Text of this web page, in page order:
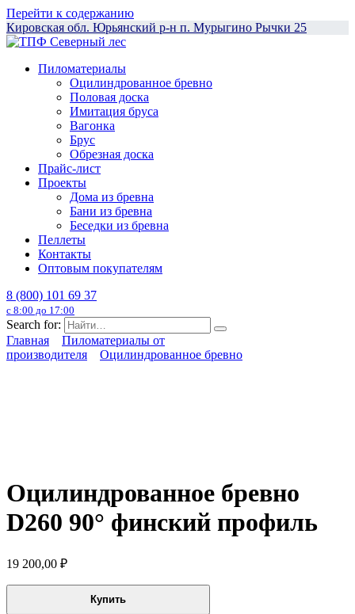
Перейти к содержанию
Кировская обл. Юрьянский р-н п. Мурыгино Рычки 25
Пиломатериалы
Оцилиндрованное бревно
Половая доска
Имитация бруса
Вагонка
Брус
Обрезная доска
Прайс-лист
Проекты
Дома из бревна
Бани из бревна
Беседки из бревна
Пеллеты
Контакты
Оптовым покупателям
8 (800) 101 69 37
с 8:00 до 17:00
Search for:
Главная
Пиломатериалы от
производителя
Оцилиндрованное бревно
Оцилиндрованное бревно
D260 90° финский профиль
19 200,00 ₽
Купить